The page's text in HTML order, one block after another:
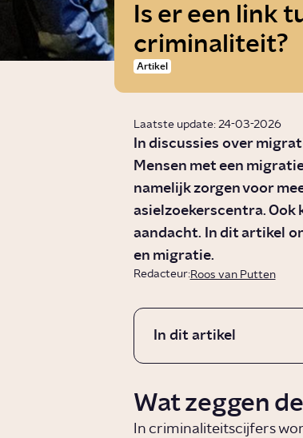
Is er een link
criminaliteit?
Artikel
Laatste update: 24-03-2026
In discussies over
Mensen met een
namelijk zorgen voor
asielzoekerscentra. Ook
aandacht. In dit artikel
en migratie.
Redacteur:Roos van Putten
In dit artikel
Wat zeggen
In criminaliteitscijfers